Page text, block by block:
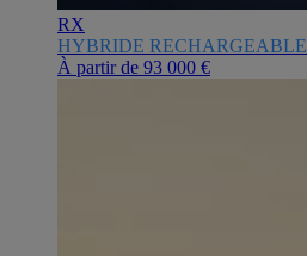
RX
HYBRIDE RECHARGEABLE
À partir de 93 000 €